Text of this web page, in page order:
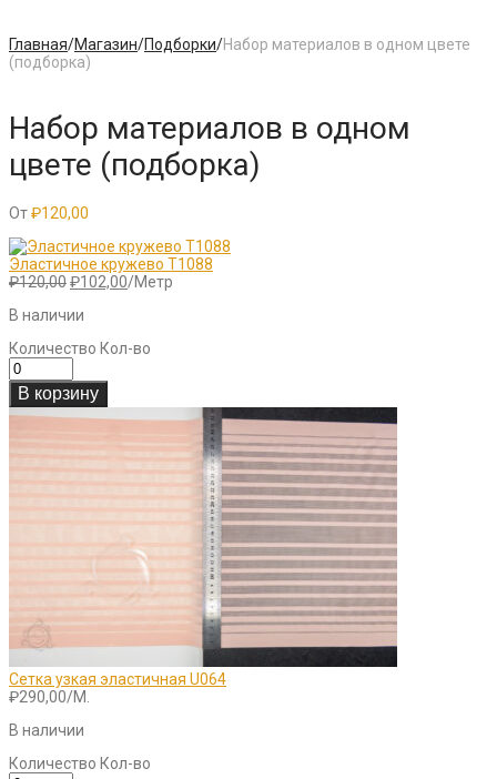
Главная/Магазин/Подборки/Набор материалов в одном цвете
(подборка)
Набор материалов в одном
цвете (подборка)
От₽120,00
Эластичное кружево T1088
₽120,00Первоначальная
составляла
₽102,00Текущая
/Метр
В наличии
Количество Кол-во
В корзину
Сетка узкая эластичная U064
₽290,00/М.
В наличии
Количество Кол-во